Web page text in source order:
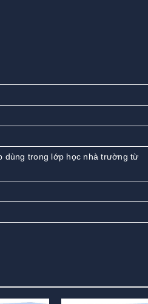
dùng trong lớp học nhà trường từ